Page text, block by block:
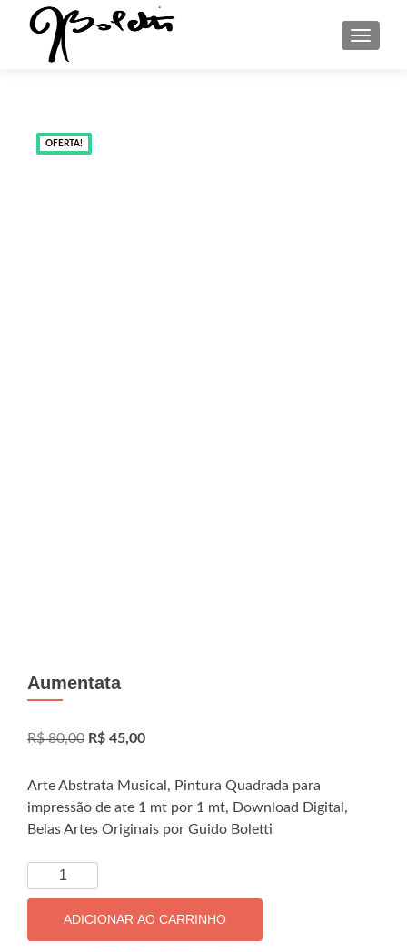
MENU
OFERTA!
Aumentata
R$80,00 O
era:
R$ 80,00.
R$ 45,00O
é:
R$ 45,00.
Arte Abstrata Musical, Pintura Quadrada para
impressão de ate 1 mt por 1 mt, Download Digital,
Belas Artes Originais por Guido Boletti
Aumentata
quantidade
ADICIONAR AO CARRINHO